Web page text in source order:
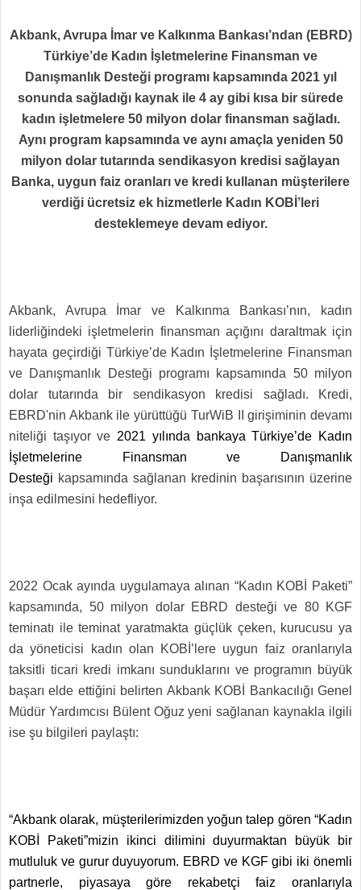
Akbank, Avrupa İmar ve Kalkınma Bankası’ndan (EBRD)
Türkiye’de Kadın İşletmelerine Finansman ve
Danışmanlık Desteği programı kapsamında 2021 yıl
sonunda sağladığı kaynak ile 4 ay gibi kısa bir sürede
kadın işletmelere 50 milyon dolar finansman sağladı.
Aynı program kapsamında ve aynı amaçla yeniden 50
milyon dolar tutarında sendikasyon kredisi sağlayan
Banka, uygun faiz oranları ve kredi kullanan müşterilere
verdiği ücretsiz ek hizmetlerle Kadın KOBİ’leri
desteklemeye devam ediyor.
Akbank, Avrupa İmar ve Kalkınma Bankası’nın, kadın
liderliğindeki işletmelerin finansman açığını daraltmak için
hayata geçirdiği Türkiye’de Kadın İşletmelerine Finansman
ve Danışmanlık Desteği programı kapsamında 50 milyon
dolar tutarında bir sendikasyon kredisi sağladı. Kredi,
EBRD'nin Akbank ile yürüttüğü TurWiB II girişiminin devamı
niteliği taşıyor ve 2021 yılında bankaya Türkiye’de Kadın
İşletmelerine Finansman ve Danışmanlık
Desteği kapsamında sağlanan kredinin başarısının üzerine
inşa edilmesini hedefliyor.
2022 Ocak ayında uygulamaya alınan “Kadın KOBİ Paketi”
kapsamında, 50 milyon dolar EBRD desteği ve 80 KGF
teminatı ile teminat yaratmakta güçlük çeken, kurucusu ya
da yöneticisi kadın olan KOBİ’lere uygun faiz oranlarıyla
taksitli ticari kredi imkanı sunduklarını ve programın büyük
başarı elde ettiğini belirten Akbank KOBİ Bankacılığı Genel
Müdür Yardımcısı Bülent Oğuz yeni sağlanan kaynakla ilgili
ise şu bilgileri paylaştı:
“Akbank olarak, müşterilerimizden yoğun talep gören “Kadın
KOBİ Paketi”mizin ikinci dilimini duyurmaktan büyük bir
mutluluk ve gurur duyuyorum. EBRD ve KGF gibi iki önemli
partnerle, piyasaya göre rekabetçi faiz oranlarıyla